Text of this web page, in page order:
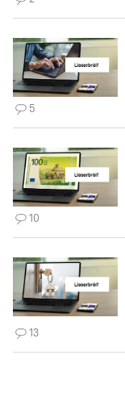
5
10
13